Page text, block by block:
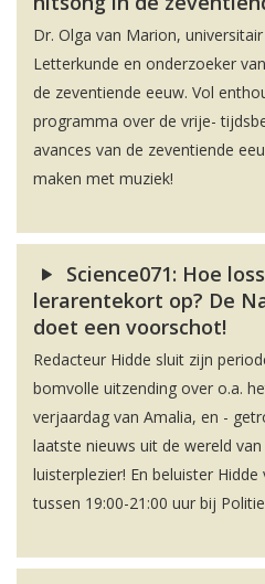
Dr. Olga van Marion,
Letterkunde en onderzoeker
de zeventiende eeuw. Vol
programma over de vrije-
avances van de zeventiende
maken met muziek!
Science071: Hoe
lerarentekort op? De
doet een voorschot!
Redacteur Hidde sluit zijn
bomvolle uitzending over o.a.
verjaardag van Amalia, en -
laatste nieuws uit de wereld
luisterplezier! En beluister
tussen 19:00-21:00 uur bij